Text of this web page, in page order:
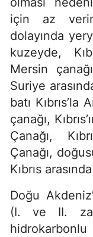
için az
dolayında
kuzeyde,
Mersin
Suriye
batı
çanağı,
Çanağı,
Çanağı,
Kıbrıs
Doğu
(I. ve II.